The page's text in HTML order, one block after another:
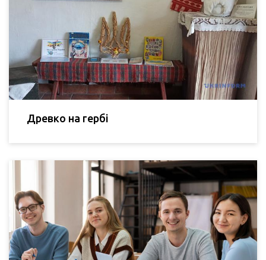
Древко на гербі